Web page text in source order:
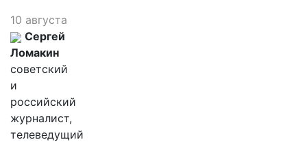
10 августа
Сергей
Ломакин
советский
и
российский
журналист,
телеведущий